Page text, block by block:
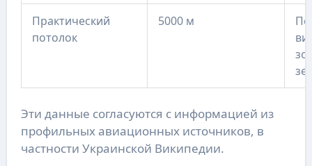
Практический
потолок
5000 м
Эти данные согласуются с информацией из
профильных авиационных источников, в
частности Украинской Википедии.